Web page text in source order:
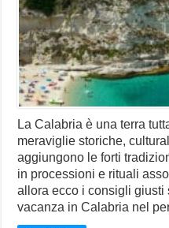
La Calabria è una terra
meraviglie storiche,
aggiungono le forti
in processioni e rituali
allora ecco i consigli giusti
vacanza in Calabria nel